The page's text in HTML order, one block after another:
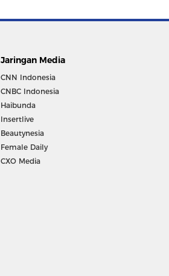
Jaringan Media
CNN Indonesia
CNBC Indonesia
Haibunda
Insertlive
Beautynesia
Female Daily
CXO Media